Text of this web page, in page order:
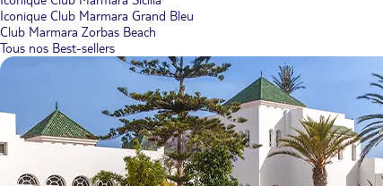
Iconique Club Marmara Grand Bleu
Club Marmara Zorbas Beach
Tous nos Best-sellers